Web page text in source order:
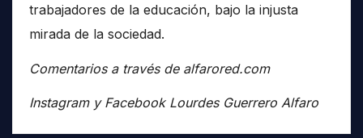
trabajadores de la educación, bajo la injusta
mirada de la sociedad.
Comentarios a través de alfarored.com
Instagram y Facebook Lourdes Guerrero Alfaro